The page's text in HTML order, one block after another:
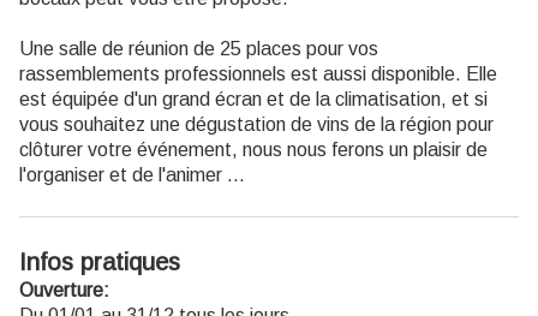
Une salle de réunion de 25 places pour vos
rassemblements professionnels est aussi disponible. Elle
est équipée d'un grand écran et de la climatisation, et si
vous souhaitez une dégustation de vins de la région pour
clôturer votre événement, nous nous ferons un plaisir de
l'organiser et de l'animer ...
Infos pratiques
Ouverture: